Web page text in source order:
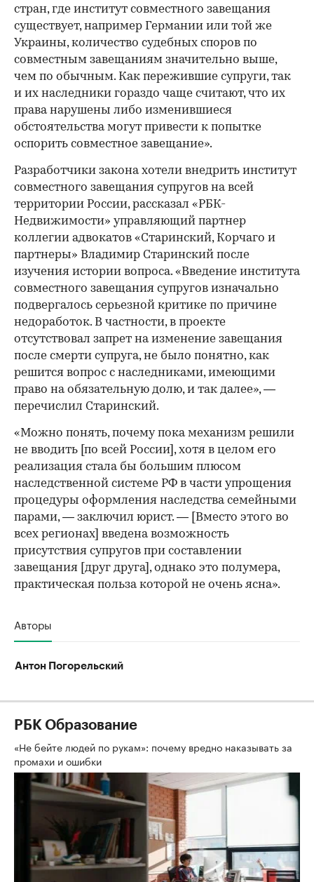
стран, где институт совместного завещания
существует, например Германии или той же
Украины, количество судебных споров по
совместным завещаниям значительно выше,
чем по обычным. Как пережившие супруги, так
и их наследники гораздо чаще считают, что их
права нарушены либо изменившиеся
обстоятельства могут привести к попытке
оспорить совместное завещание».
Разработчики закона хотели внедрить институт
совместного завещания супругов на всей
территории России, рассказал «РБК-
Недвижимости» управляющий партнер
коллегии адвокатов «Старинский, Корчаго и
партнеры» Владимир Старинский после
изучения истории вопроса. «Введение института
совместного завещания супругов изначально
подвергалось серьезной критике по причине
недоработок. В частности, в проекте
отсутствовал запрет на изменение завещания
после смерти супруга, не было понятно, как
решится вопрос с наследниками, имеющими
право на обязательную долю, и так далее», —
перечислил Старинский.
«Можно понять, почему пока механизм решили
не вводить [по всей России], хотя в целом его
реализация стала бы большим плюсом
наследственной системе РФ в части упрощения
процедуры оформления наследства семейными
парами, — заключил юрист. — [Вместо этого во
всех регионах] введена возможность
присутствия супругов при составлении
завещания [друг друга], однако это полумера,
практическая польза которой не очень ясна».
Авторы
Антон Погорельский
РБК Образование
«Не бейте людей по рукам»: почему вредно наказывать за
промахи и ошибки